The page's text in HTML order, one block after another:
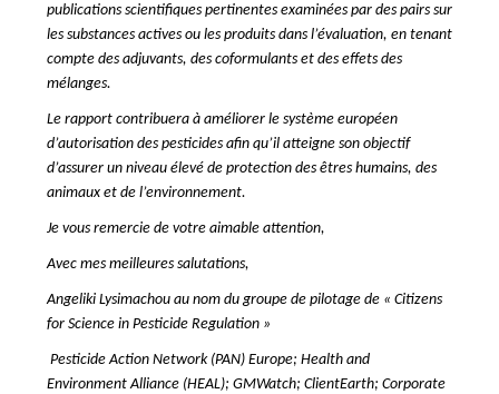
publications scientifiques pertinentes examinées par des pairs sur
les substances actives ou les produits dans l’évaluation, en tenant
compte des adjuvants, des coformulants et des effets des
mélanges.
Le rapport contribuera à améliorer le système européen
d’autorisation des pesticides afin qu’il atteigne son objectif
d’assurer un niveau élevé de protection des êtres humains, des
animaux et de l’environnement.
Je vous remercie de votre aimable attention,
Avec mes meilleures salutations,
Angeliki Lysimachou au nom du groupe de pilotage de « Citizens
for Science in Pesticide Regulation »
Pesticide Action Network (PAN) Europe; Health and
Environment Alliance (HEAL); GMWatch; ClientEarth; Corporate